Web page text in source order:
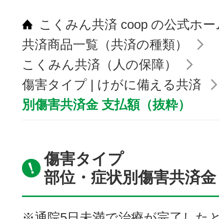
こくみん共済 coop の公式ホ
共済商品一覧（共済の種類）
こくみん共済（人の保障）
傷害タイプ | けがに備える共済
別傷害共済金 支払額（抜粋）
傷害タイプ
部位・症状別傷害共済